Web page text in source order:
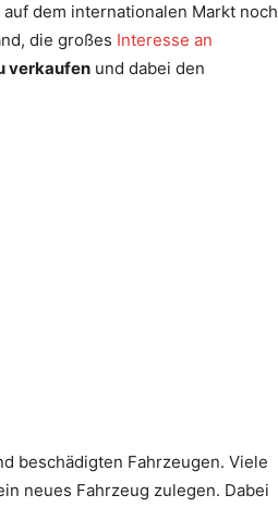
dem internationalen Markt noch
die großes Interesse an
verkaufen und dabei den
beschädigten Fahrzeugen. Viele
neues Fahrzeug zulegen. Dabei